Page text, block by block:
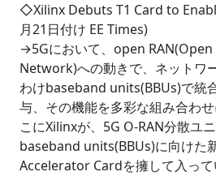
◇Xilinx Debuts T1 Card to
月21日付け EE Times)
→5Gにおいて、open RAN(Open
Network)への動きで、ネットワ
わけbaseband units(BBUs)で統
与、その機能を多彩な組み合わ
こにXilinxが、5G O-RAN分散ユ
baseband units(BBUs)に向けた
Accelerator Cardを擁して入って